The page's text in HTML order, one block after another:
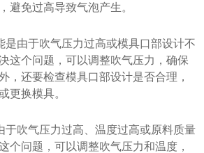
避免过高导致气泡产生。
是由于吹气压力过高或模具口部设计不
这个问题，可以调整吹气压力，确保
，还要检查模具口部设计是否合理，
更换模具。
于吹气压力过高、温度过高或原料质量
个问题，可以调整吹气压力和温度，